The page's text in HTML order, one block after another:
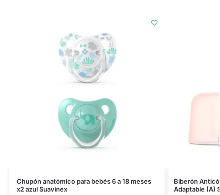
Chupón anatómico para bebés 6 a 18 meses
x2 azul Suavinex
Biberón
Adaptable (A)